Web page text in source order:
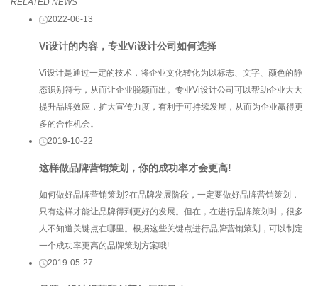
RELATED NEWS
2022-06-13
Vi设计的内容，专业Vi设计公司如何选择
Vi设计是通过一定的技术，将企业文化转化为以标志、文字、颜色的静
态识别符号，从而让企业脱颖而出。专业Vi设计公司可以帮助企业大大
提升品牌效应，扩大宣传力度，有利于可持续发展，从而为企业赢得更
多的合作机会。
2019-10-22
这样做品牌营销策划，你的成功率才会更高!
如何做好品牌营销策划?在品牌发展阶段，一定要做好品牌营销策划，
只有这样才能让品牌得到更好的发展。但在，在进行品牌策划时，很多
人不知道关键点在哪里。根据这些关键点进行品牌营销策划，可以制定
一个成功率更高的品牌策划方案哦!
2019-05-27